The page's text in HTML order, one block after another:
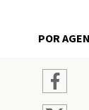
POR